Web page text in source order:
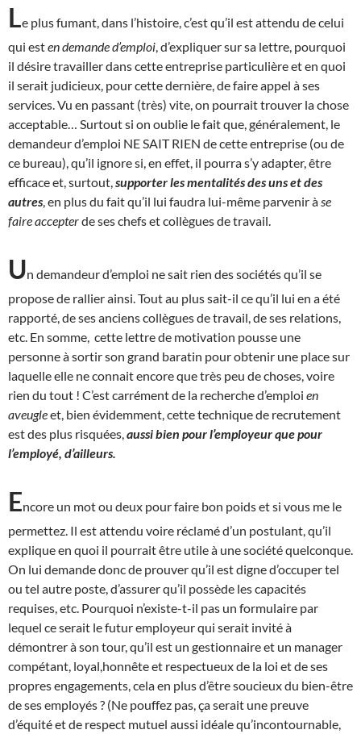
Le plus fumant, dans l’histoire, c’est qu’il est attendu de celui
qui esten demande d’emploi , d’expliquer sur sa lettre, pourquoi
il désire travailler dans cette entreprise particulière et en quoi
il serait judicieux, pour cette dernière, de faire appel à ses
services. Vu en passant (très) vite, on pourrait trouver la chose
acceptable… Surtout si on oublie le fait que, généralement, le
demandeur d’emploi NE SAIT RIEN de cette entreprise (ou de
ce bureau), qu’il ignore si, en effet, il pourra s’y adapter, être
efficace et, surtout, supporter les mentalités des uns et des
autres , en plus du fait qu’il lui faudra lui-même parvenir à se
faire accepterde ses chefs et collègues de travail.
Un demandeur d’emploi ne sait rien des sociétés qu’il se
propose de rallier ainsi. Tout au plus sait-il ce qu’il lui en a été
rapporté, de ses anciens collègues de travail, de ses relations,
etc. En somme, cette lettre de motivation pousse une
personne à sortir son grand baratin pour obtenir une place sur
laquelle elle ne connait encore que très peu de choses, voire
rien du tout ! C’est carrément de la recherche d’emploi en
aveugleet, bien évidemment, cette technique de recrutement
est des plus risquées, aussi bien pour l’employeur que pour
l’employé, d’ailleurs.
Encore un mot ou deux pour faire bon poids et si vous me le
permettez. Il est attendu voire réclamé d’un postulant, qu’il
explique en quoi il pourrait être utile à une société quelconque.
On lui demande donc de prouver qu’il est digne d’occuper tel
ou tel autre poste, d’assurer qu’il possède les capacités
requises, etc. Pourquoi n’existe-t-il pas un formulaire par
lequel ce serait le futur employeur qui serait invité à
démontrer à son tour, qu’il est un gestionnaire et un manager
compétant, loyal,honnête et respectueux de la loi et de ses
propres engagements, cela en plus d’être soucieux du bien-être
de ses employés ? (Ne pouffez pas, ça serait une preuve
d’équité et de respect mutuel aussi idéale qu’incontournable,